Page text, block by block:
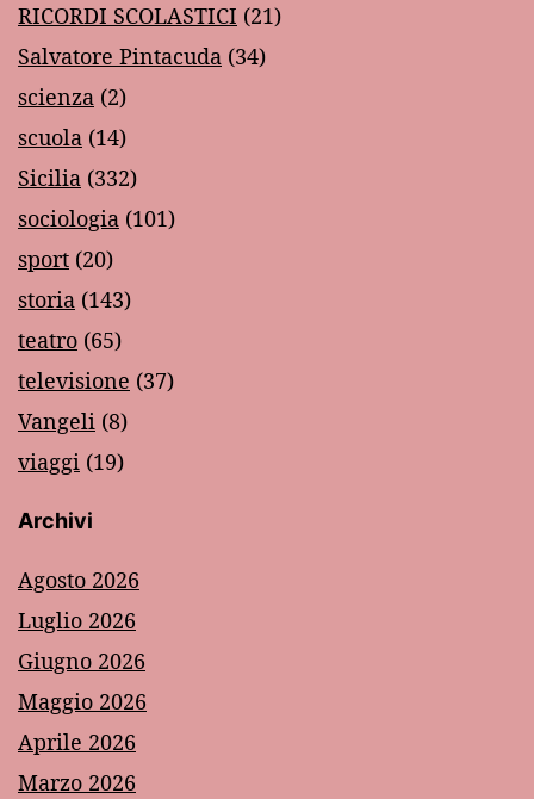
RICORDI SCOLASTICI (21)
Salvatore Pintacuda (34)
scienza (2)
scuola (14)
Sicilia (332)
sociologia (101)
sport (20)
storia (143)
teatro (65)
televisione (37)
Vangeli (8)
viaggi (19)
Archivi
Agosto 2026
Luglio 2026
Giugno 2026
Maggio 2026
Aprile 2026
Marzo 2026